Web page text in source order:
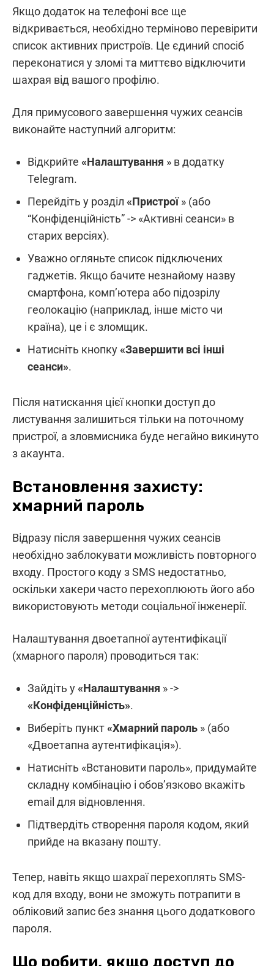
Якщо додаток на телефоні все ще
відкривається, необхідно терміново перевірити
список активних пристроїв. Це єдиний спосіб
переконатися у зломі та миттєво відключити
шахрая від вашого профілю.
Для примусового завершення чужих сеансів
виконайте наступний алгоритм:
Відкрийте «Налаштування » в додатку
Telegram.
Перейдіть у розділ «Пристрої» (або
“Конфіденційність” -> «Активні сеанси» в
старих версіях).
Уважно огляньте список підключених
гаджетів. Якщо бачите незнайому назву
смартфона, комп’ютера або підозрілу
геолокацію (наприклад, інше місто чи
країна), це і є зломщик.
Натисніть кнопку«Завершити всі інші
сеанси».
Після натискання цієї кнопки доступ до
листування залишиться тільки на поточному
пристрої, а зловмисника буде негайно викинуто
з акаунта.
Встановлення захисту:
хмарний пароль
Відразу після завершення чужих сеансів
необхідно заблокувати можливість повторного
входу. Простого коду з SMS недостатньо,
оскільки хакери часто перехоплюють його або
використовують методи соціальної інженерії.
Налаштування двоетапної аутентифікації
(хмарного пароля) проводиться так:
Зайдіть у«Налаштування » ->
«Конфіденційність».
Виберіть пункт«Хмарний пароль » (або
«Двоетапна аутентифікація»).
Натисніть «Встановити пароль», придумайте
складну комбінацію і обов’язково вкажіть
email для відновлення.
Підтвердіть створення пароля кодом, який
прийде на вказану пошту.
Тепер, навіть якщо шахраї перехоплять SMS-
код для входу, вони не зможуть потрапити в
обліковий запис без знання цього додаткового
пароля.
Що робити, якщо доступ до